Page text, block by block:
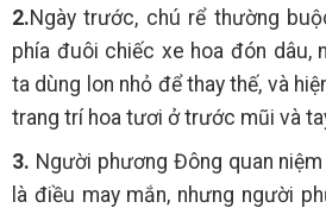
2.Ngày trước, chú rể thường
phía đuôi chiếc xe hoa đón dâu,
ta dùng lon nhỏ để thay thế, và
trang trí hoa tươi ở trước mũi và
3. Người phương Đông quan
là điều may mắn, nhưng người